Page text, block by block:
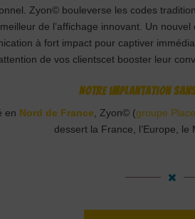
Zyon© bouleverse les codes
de l’affichage innovant. Un nouvel
à fort impact pour captiver
de vos clientscet booster leur
Notre implantation
en Nord de France, Zyon© (groupe
dessert la France, l’Europe, le